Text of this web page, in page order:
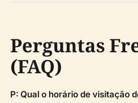
Perguntas
(FAQ)
P: Qual o horário de visitação